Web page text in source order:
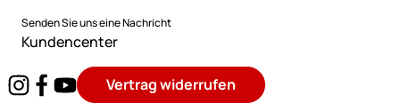
Senden Sie uns eine Nachricht
Kundencenter
Vertrag widerrufen